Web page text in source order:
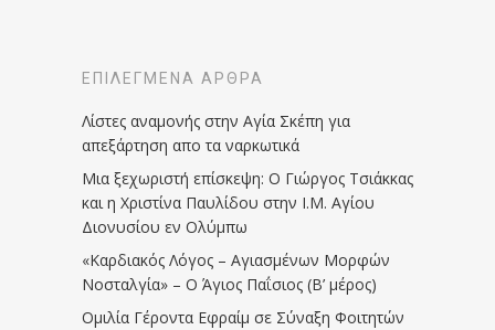
ΕΠΙΛΕΓΜΈΝΑ ΆΡΘΡΑ
Λίστες αναμονής στην Αγία Σκέπη για
απεξάρτηση απο τα ναρκωτικά
Μια ξεχωριστή επίσκεψη: Ο Γιώργος Τσιάκκας
και η Χριστίνα Παυλίδου στην Ι.Μ. Αγίου
Διονυσίου εν Ολύμπω
«Καρδιακός Λόγος – Αγιασμένων Μορφών
Νοσταλγία» – Ο Άγιος Παΐσιος (Β’ μέρος)
Ομιλία Γέροντα Εφραίμ σε Σύναξη Φοιτητών